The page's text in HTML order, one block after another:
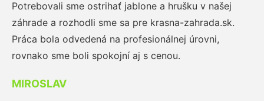
Potrebovali sme ostrihať jablone a hrušku v našej
záhrade a rozhodli sme sa pre krasna-zahrada.sk.
Práca bola odvedená na profesionálnej úrovni,
rovnako sme boli spokojní aj s cenou.
MIROSLAV